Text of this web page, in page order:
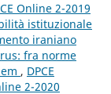
Online 2-2019
istituzionale
iraniano
fra norme
, DPCE
2-2020